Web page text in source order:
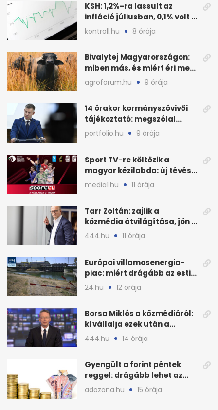
KSH: 1,2%-ra lassult az
infláció júliusban, 0,1% volt a
havi áresés
kontroll.hu 8 órája
Bivalytej Magyarországon:
miben más, és miért éri meg
feldolgozni?
agroforum.hu 9 órája
14 órakor kormányszóvivői
tájékoztató: megszólal
Magyar Péter is
portfolio.hu 9 órája
Sport TV-re költözik a
magyar kézilabda: új tévés
megállapodás
media1.hu 11 órája
Tarr Zoltán: zajlik a
közmédia átvilágítása, jön a
nyilvános véleményezés
444.hu 11 órája
Európai villamosenergia-
piac: miért drágább az esti
áram Magyarországon
24.hu 12 órája
Borsa Miklós a közmédiáról:
ki vállalja ezek után a
munkát?
444.hu 14 órája
Gyengült a forint péntek
reggel: drágább lehet az
euró és a dollár
adozona.hu 15 órája